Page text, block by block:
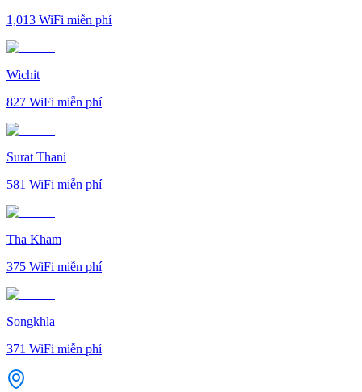
1,013 WiFi miễn phí
Wichit
827 WiFi miễn phí
Surat Thani
581 WiFi miễn phí
Tha Kham
375 WiFi miễn phí
Songkhla
371 WiFi miễn phí